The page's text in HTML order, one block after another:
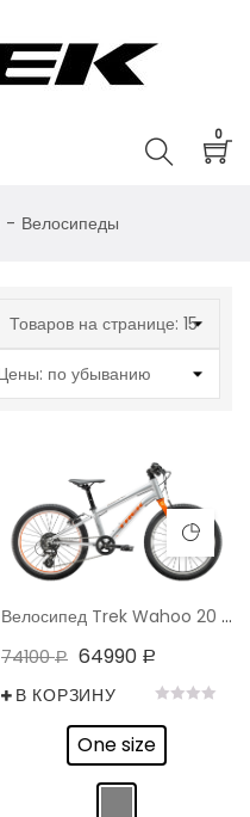
0
Велосипеды
Велосипед Trek Wahoo 20 2022
74100Р 64990 Р
В КОРЗИНУ
из
5
One size